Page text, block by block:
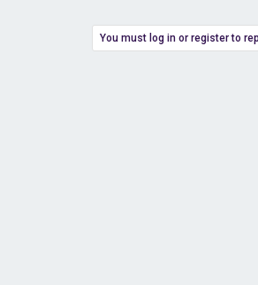
You must log in or register to